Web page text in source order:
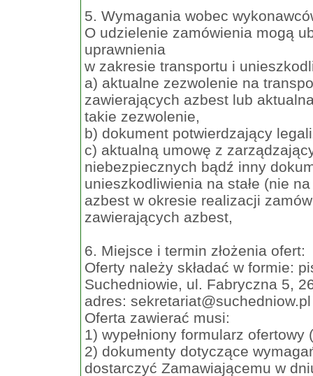
5. Wymagania wobec
O udzielenie zamówienia mogą
uprawnienia
w zakresie transportu i
a) aktualne zezwolenie na
zawierających azbest lub
takie zezwolenie,
b) dokument potwierdzający
c) aktualną umowę z
niebezpiecznych bądź inny
unieszkodliwienia na stałe (nie
azbest w okresie realizacji
zawierających azbest,
6. Miejsce i termin złożenia ofert:
Oferty należy składać w formie:
Suchedniowie, ul. Fabryczna 5,
adres: sekretariat@suchedniow.pl
Oferta zawierać musi:
1) wypełniony formularz
2) dokumenty dotyczące
dostarczyć Zamawiającemu w